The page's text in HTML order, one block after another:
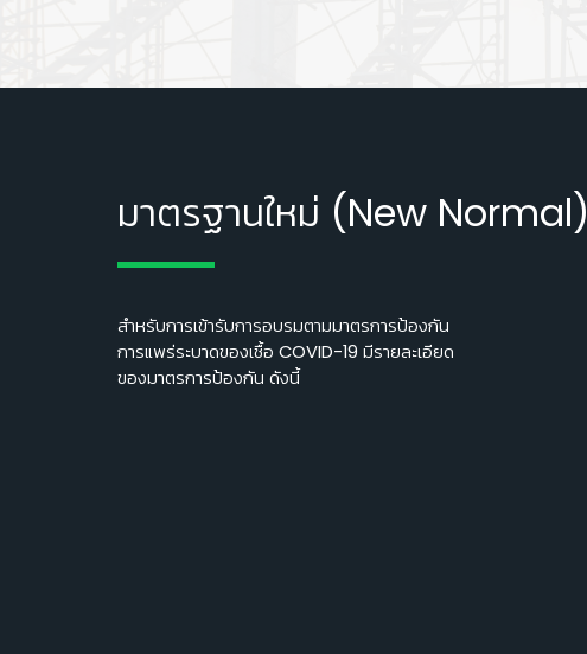
มาตรฐานใหม่ (New Normal)
สำหรับการเข้ารับการอบรมตามมาตรการป้องกัน
การแพร่ระบาดของเชื้อ COVID-19 มีรายละเอียด
ของมาตรการป้องกัน ดังนี้